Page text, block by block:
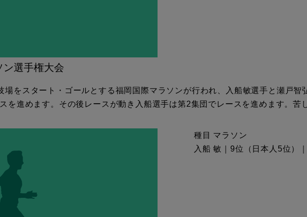
選手権大会
場をスタート・ゴールとする福岡国際マラソンが行われ、入船敏選手と瀬戸
を進めます。その後レースが動き入船選手は第2集団でレースを進めます。
種目 マラソン
入船 敏｜9位（日本人5位）